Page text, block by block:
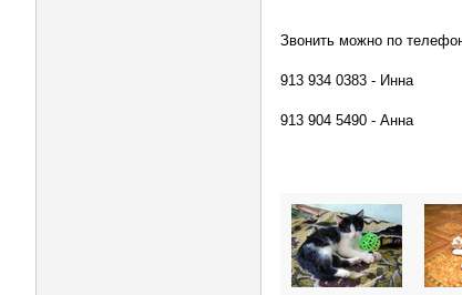
Звонить можно по
913 934 0383 - Инна
913 904 5490 - Анна